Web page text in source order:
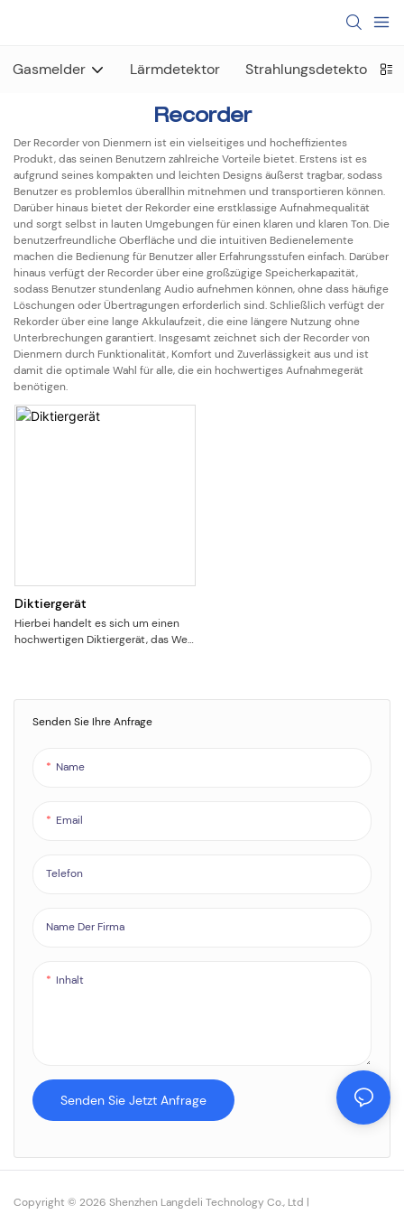
Gasmelder Lärmdetektor Strahlungsdetektor
Recorder
Der Recorder von Dienmern ist ein vielseitiges und hocheffizientes
Produkt, das seinen Benutzern zahlreiche Vorteile bietet. Erstens ist es
aufgrund seines kompakten und leichten Designs äußerst tragbar, sodass
Benutzer es problemlos überallhin mitnehmen und transportieren können.
Darüber hinaus bietet der Rekorder eine erstklassige Aufnahmequalität
und sorgt selbst in lauten Umgebungen für einen klaren und klaren Ton. Die
benutzerfreundliche Oberfläche und die intuitiven Bedienelemente
machen die Bedienung für Benutzer aller Erfahrungsstufen einfach. Darüber
hinaus verfügt der Recorder über eine großzügige Speicherkapazität,
sodass Benutzer stundenlang Audio aufnehmen können, ohne dass häufige
Löschungen oder Übertragungen erforderlich sind. Schließlich verfügt der
Rekorder über eine lange Akkulaufzeit, die eine längere Nutzung ohne
Unterbrechungen garantiert. Insgesamt zeichnet sich der Recorder von
Dienmern durch Funktionalität, Komfort und Zuverlässigkeit aus und ist
damit die optimale Wahl für alle, die ein hochwertiges Aufnahmegerät
benötigen.
Senden Sie Ihre Anfrage
Name
Email
Telefon
Name Der Firma
Inhalt
Senden Sie Jetzt Anfrage
Diktiergerät
Hierbei handelt es sich um einen
hochwertigen Diktiergerät, das Wert
Einsatzdauer von bis zu 70 Stunden
über einen längeren Zeitraum
Größe mit integriertem Magnet
Geschäftstreffen und bei anderen
Copyright © 2026 Shenzhen Langdeli Technology Co., Ltd |